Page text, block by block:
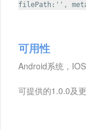
filePath:'',
可用性
Android系统，
可提供的1.0.0及